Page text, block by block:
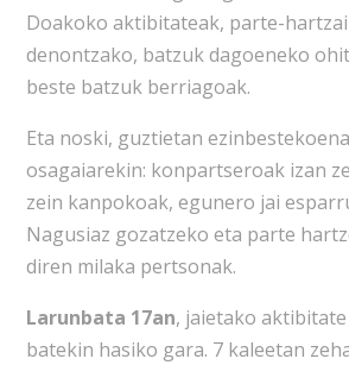
Doakoko aktibitateak, parte-
denontzako, batzuk dagoeneko
beste batzuk berriagoak.
Eta noski, guztietan
osagaiarekin: konpartseroak izan
zein kanpokoak, egunero jai
Nagusiaz gozatzeko eta parte
diren milaka pertsonak.
Larunbata 17an, jaietako
batekin hasiko gara. 7 kaleetan